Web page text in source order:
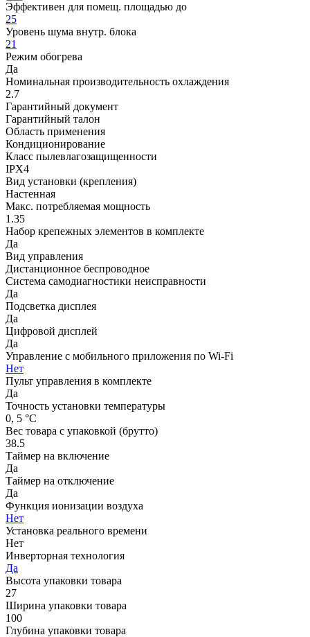
Эффективен для помещ. площадью до
25
Уровень шума внутр. блока
21
Режим обогрева
Да
Номинальная производительность охлаждения
2.7
Гарантийный документ
Гарантийный талон
Область применения
Кондиционирование
Класс пылевлагозащищенности
IPX4
Вид установки (крепления)
Настенная
Макс. потребляемая мощность
1.35
Набор крепежных элементов в комплекте
Да
Вид управления
Дистанционное беспроводное
Система самодиагностики неисправности
Да
Подсветка дисплея
Да
Цифровой дисплей
Да
Управление c мобильного приложения по Wi-Fi
Нет
Пульт управления в комплекте
Да
Точность установки температуры
0, 5 °С
Вес товара с упаковкой (брутто)
38.5
Таймер на включение
Да
Таймер на отключение
Да
Функция ионизации воздуха
Нет
Установка реального времени
Нет
Инверторная технология
Да
Высота упаковки товара
27
Ширина упаковки товара
100
Глубина упаковки товара